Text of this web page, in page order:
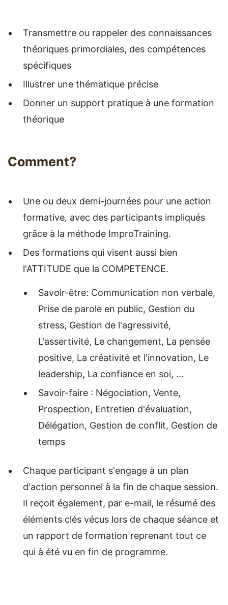
Transmettre ou rappeler des connaissances
théoriques primordiales, des compétences
spécifiques
Illustrer une thématique précise
Donner un support pratique à une formation
théorique
Comment?
Une ou deux demi-journées pour une action
formative, avec des participants impliqués
grâce à la méthode ImproTraining.
Des formations qui visent aussi bien
l'ATTITUDE que la COMPETENCE.
Savoir-être: Communication non verbale,
Prise de parole en public, Gestion du
stress, Gestion de l'agressivité,
L'assertivité, Le changement, La pensée
positive, La créativité et l'innovation, Le
leadership, La confiance en soi, …
Savoir-faire : Négociation, Vente,
Prospection, Entretien d'évaluation,
Délégation, Gestion de conflit, Gestion de
temps
Chaque participant s'engage à un plan
d'action personnel à la fin de chaque session.
Il reçoit également, par e-mail, le résumé des
éléments clés vécus lors de chaque séance et
un rapport de formation reprenant tout ce
qui à été vu en fin de programme.